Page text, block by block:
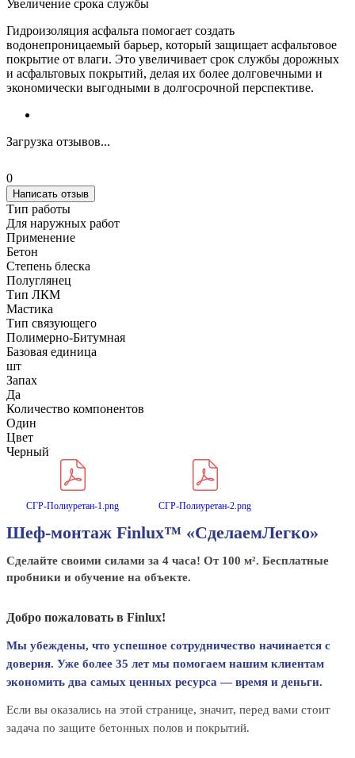
Увеличение срока службы
Гидроизоляция асфальта помогает создать
водонепроницаемый барьер, который защищает асфальтовое
покрытие от влаги. Это увеличивает срок службы дорожных
и асфальтовых покрытий, делая их более долговечными и
экономически выгодными в долгосрочной перспективе.
Загрузка отзывов...
0
Написать отзыв
Тип работы
Для наружных работ
Применение
Бетон
Степень блеска
Полуглянец
Тип ЛКМ
Мастика
Тип связующего
Полимерно-Битумная
Базовая единица
шт
Запах
Да
Количество компонентов
Один
Цвет
Черный
СГР-Полиуретан-1.png СГР-Полиуретан-2.png
Шеф-монтаж Finlux™ «СделаемЛегко»
Сделайте своими силами за 4 часа! От 100 м². Бесплатные
пробники и обучение на объекте.
Добро пожаловать в Finlux!
Мы убеждены, что успешное сотрудничество начинается с
доверия. Уже более 35 лет мы помогаем нашим клиентам
экономить два самых ценных ресурса — время и деньги.
Если вы оказались на этой странице, значит, перед вами стоит
задача по защите бетонных полов и покрытий.